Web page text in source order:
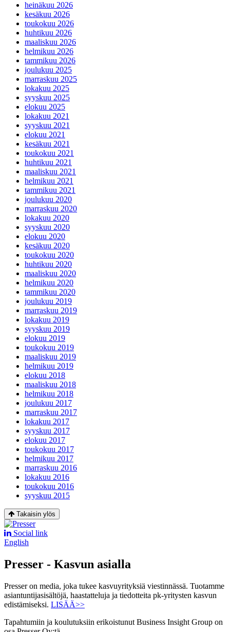
heinäkuu 2026
kesäkuu 2026
toukokuu 2026
huhtikuu 2026
maaliskuu 2026
helmikuu 2026
tammikuu 2026
joulukuu 2025
marraskuu 2025
lokakuu 2025
syyskuu 2025
elokuu 2025
lokakuu 2021
syyskuu 2021
elokuu 2021
kesäkuu 2021
toukokuu 2021
huhtikuu 2021
maaliskuu 2021
helmikuu 2021
tammikuu 2021
joulukuu 2020
marraskuu 2020
lokakuu 2020
syyskuu 2020
elokuu 2020
kesäkuu 2020
toukokuu 2020
huhtikuu 2020
maaliskuu 2020
helmikuu 2020
tammikuu 2020
joulukuu 2019
marraskuu 2019
lokakuu 2019
syyskuu 2019
elokuu 2019
toukokuu 2019
maaliskuu 2019
helmikuu 2019
elokuu 2018
maaliskuu 2018
helmikuu 2018
joulukuu 2017
marraskuu 2017
lokakuu 2017
syyskuu 2017
elokuu 2017
toukokuu 2017
helmikuu 2017
marraskuu 2016
lokakuu 2016
toukokuu 2016
syyskuu 2015
Takaisin ylös
Social link
English
Presser - Kasvun asialla
Presser on media, joka tukee kasvuyrityksiä viestinnässä. Tuotamme
asiantuntijasisältöjä, haastatteluja ja tiedotteita pk-yritysten kasvun
edistämiseksi. LISÄÄ>>
Tapahtumiin ja koulutuksiin erikoistunut Business Insight Group on